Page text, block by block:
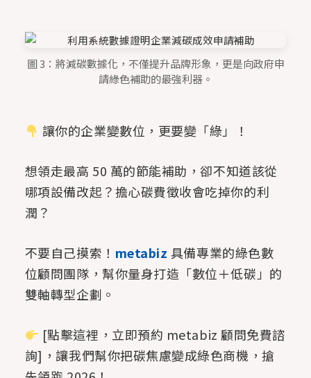
圖 3：將減碳數據化，不僅提升品牌形象，更是向政府申
請綠色補助的最強利器。
讓你的企業變數位，更要變「綠」！
想領走最高 50 萬的節能補助，卻不知道該從
哪項設備改起？擔心碳費徵收會吃掉你的利
潤？
不要自己摸索！ metabiz 具備專業的綠色數
位顧問團隊，幫你量身打造「數位＋低碳」的
雙軸轉型企劃。
[點擊這裡，立即預約 metabiz 顧問免費諮
詢]，讓我們幫你把碳焦慮變成綠色商機，搶